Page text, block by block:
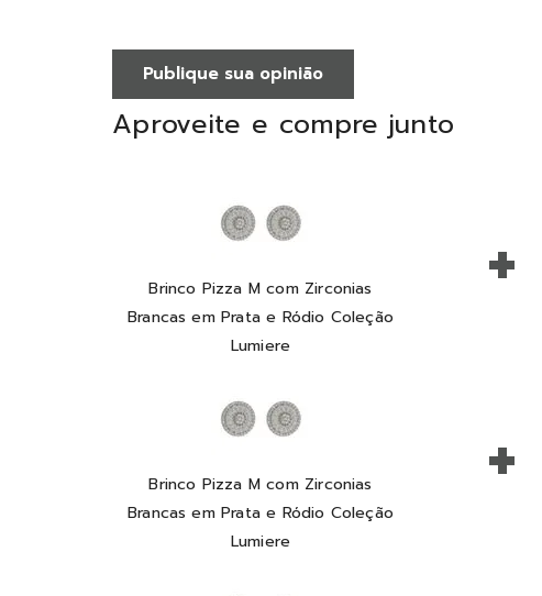
Publique sua opinião
Aproveite e compre junto
Brinco Pizza M com Zirconias
Brancas em Prata e Ródio Coleção
Lumiere
+
Brinco Pizza M com Zirconias
Brancas em Prata e Ródio Coleção
Lumiere
+